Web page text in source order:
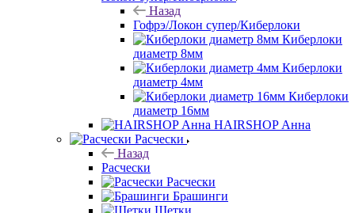
Назад
Гофрэ/Локон супер/Киберлоки
Киберлоки
диаметр 8мм
Киберлоки
диаметр 4мм
Киберлоки
диаметр 16мм
HAIRSHOP Анна
Расчески
Назад
Расчески
Расчески
Брашинги
Щетки